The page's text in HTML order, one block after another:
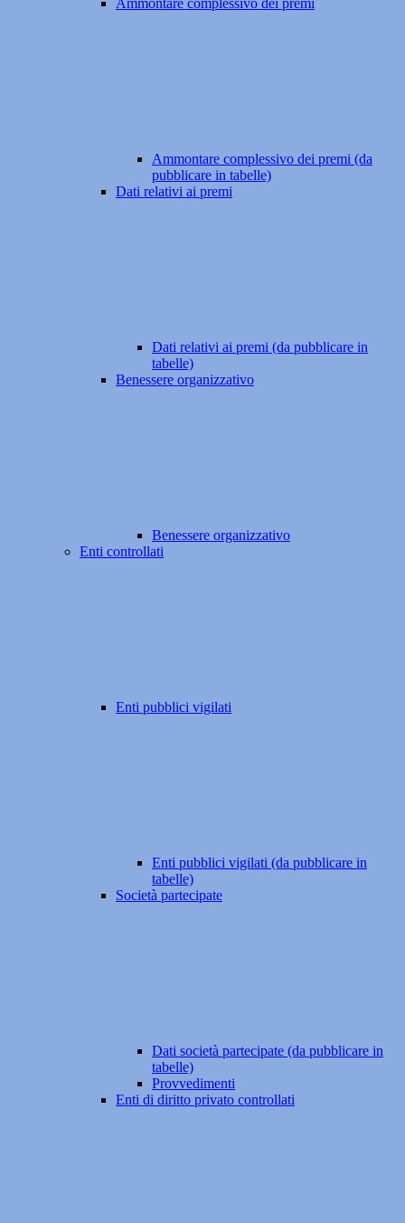
Ammontare complessivo dei premi
Ammontare complessivo dei premi (da
pubblicare in tabelle)
Dati relativi ai premi
Dati relativi ai premi (da pubblicare in
tabelle)
Benessere organizzativo
Benessere organizzativo
Enti controllati
Enti pubblici vigilati
Enti pubblici vigilati (da pubblicare in
tabelle)
Società partecipate
Dati società partecipate (da pubblicare in
tabelle)
Provvedimenti
Enti di diritto privato controllati